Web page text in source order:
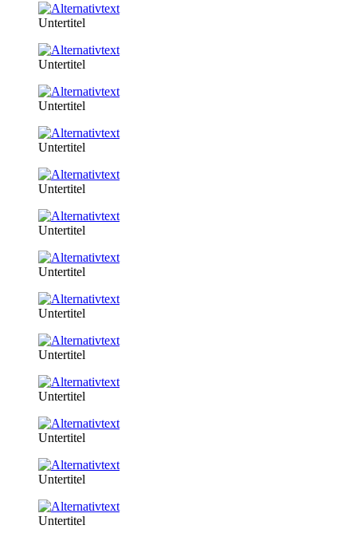
Untertitel
Untertitel
Untertitel
Untertitel
Untertitel
Untertitel
Untertitel
Untertitel
Untertitel
Untertitel
Untertitel
Untertitel
Untertitel